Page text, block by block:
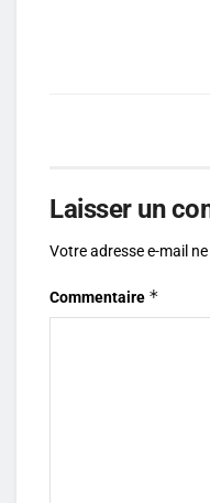
Laisser un
Votre adresse e-mail
Commentaire *